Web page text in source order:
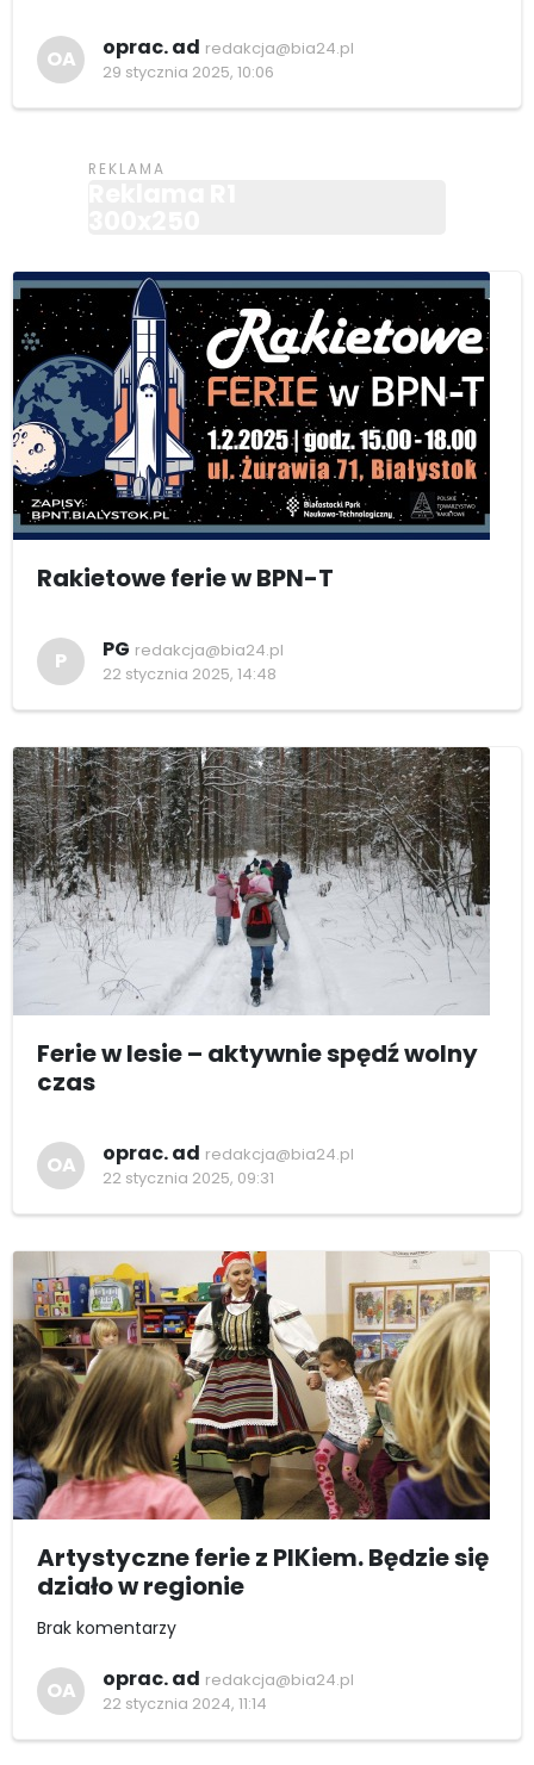
OA oprac. ad redakcja@bia24.pl
29 stycznia 2025, 10:06
Rakietowe ferie w BPN-T
P PG redakcja@bia24.pl
22 stycznia 2025, 14:48
Ferie w lesie – aktywnie spędź wolny
czas
OA oprac. ad redakcja@bia24.pl
22 stycznia 2025, 09:31
Artystyczne ferie z PIKiem. Będzie się
działo w regionie
Brak komentarzy
OA oprac. ad redakcja@bia24.pl
22 stycznia 2024, 11:14